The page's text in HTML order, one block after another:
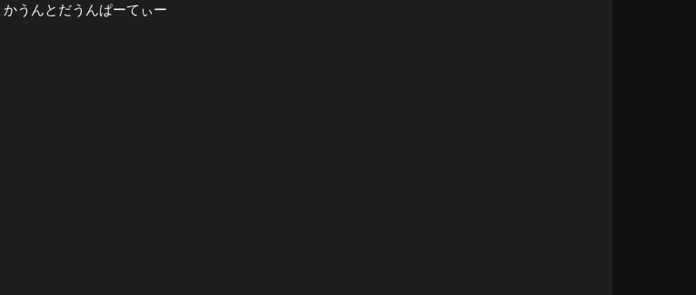
目出度歌誉花舞 十周年祝賀祭
うんとだうんぱーてぃー